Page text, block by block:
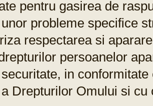
pentru gasirea de
probleme specifice
respectarea si
persoanelor
in
Drepturilor Omului si